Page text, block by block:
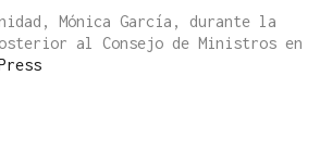
Mónica García, durante la
al Consejo de Ministros en